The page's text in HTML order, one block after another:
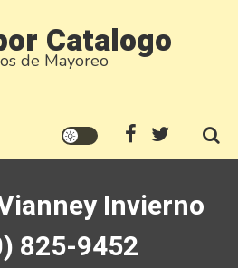
Catalogo
de Mayoreo
Invierno
825-9452